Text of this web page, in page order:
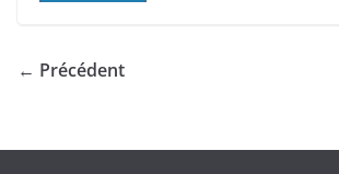
← Précédent